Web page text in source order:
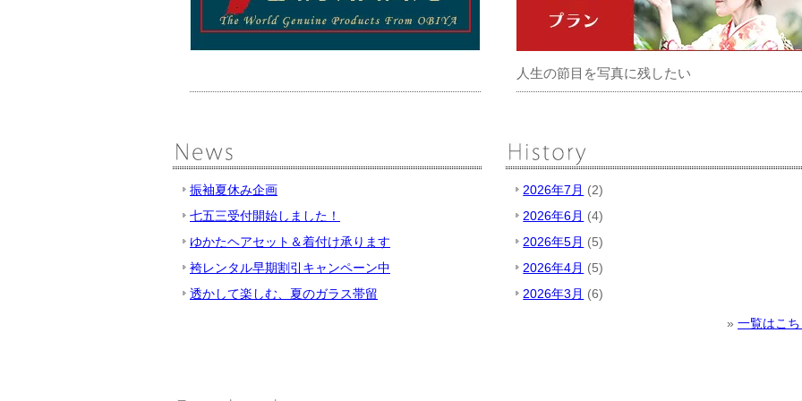
人生の節目を写真に残したい
振袖夏休み企画
七五三受付開始しました！
ゆかたヘアセット＆着付け承ります
袴レンタル早期割引キャンペーン中
透かして楽しむ、夏のガラス帯留
2026年7月 (2)
2026年6月 (4)
2026年5月 (5)
2026年4月 (5)
2026年3月 (6)
» 一覧はこ